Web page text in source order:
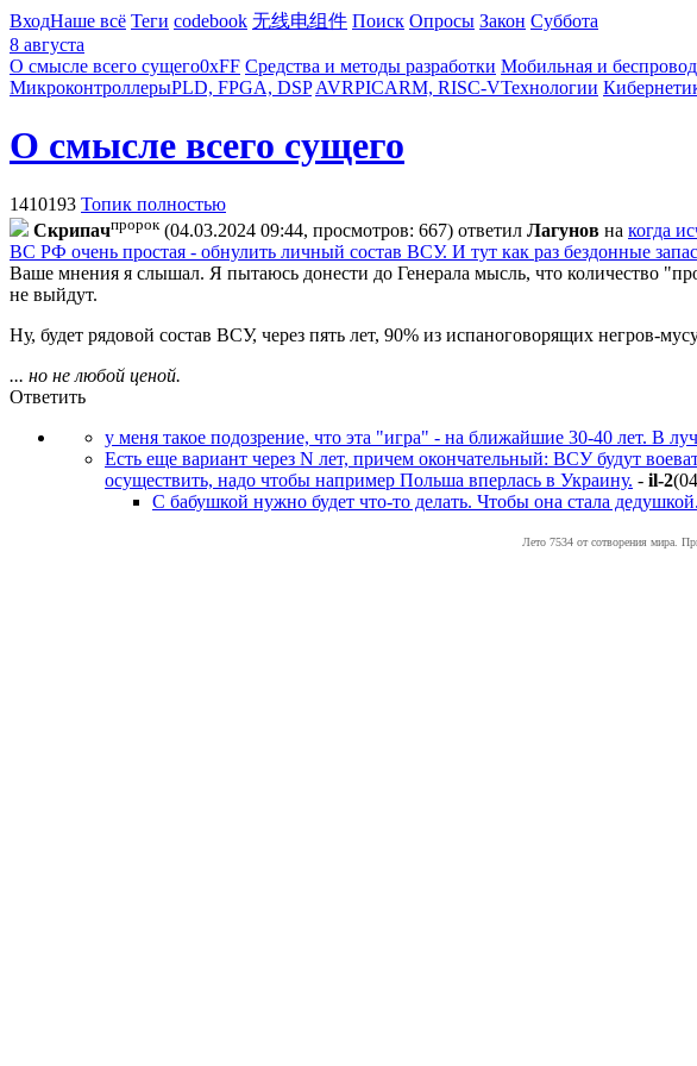
ВходНаше всё Теги codebook 无线电组件 Поиск Опросы Закон Суббота
8 августа
О смысле всего сущего0xFF Средства и методы разработки Мобильная и
МикроконтроллерыPLD, FPGA, DSP AVRPICARM, RISC-VТехнологии
О смысле всего сущего
1410193 Топик полностью
Cкpипaчпророк (04.03.2024 09:44, просмотров: 667) ответил Лaгyнoв на когда
ВС РФ очень простая - обнулить личный состав ВСУ. И тут как раз бездонные
Ваше мнения я слышал. Я пытаюсь донести до Генерала мысль, что количество
не выйдут.
Ну, будет рядовой состав ВСУ, через пять лет, 90% из испаноговорящих негров-
... но не любой ценой.
Ответить
у меня такое подозрение, что эта "игра" - на ближайшие 30-40 лет. В
Есть еще вариант через N лет, причем окончательный: ВСУ будут
осуществить, надо чтобы например Польша вперлась в Украину. - il-2
С бабушкой нужно будет что-то делать. Чтобы она стала дедушкой.
Лето 7534 от сотворения мира.